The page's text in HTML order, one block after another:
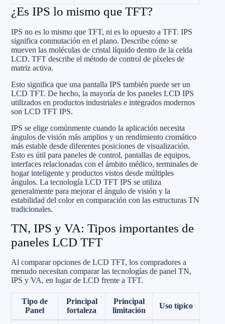
¿Es IPS lo mismo que TFT?
IPS no es lo mismo que TFT, ni es lo opuesto a TFT. IPS
significa conmutación en el plano. Describe cómo se
mueven las moléculas de cristal líquido dentro de la celda
LCD. TFT describe el método de control de píxeles de
matriz activa.
Esto significa que una pantalla IPS también puede ser un
LCD TFT. De hecho, la mayoría de los paneles LCD IPS
utilizados en productos industriales e integrados modernos
son LCD TFT IPS.
IPS se elige comúnmente cuando la aplicación necesita
ángulos de visión más amplios y un rendimiento cromático
más estable desde diferentes posiciones de visualización.
Esto es útil para paneles de control, pantallas de equipos,
interfaces relacionadas con el ámbito médico, terminales de
hogar inteligente y productos vistos desde múltiples
ángulos. La tecnología LCD TFT IPS se utiliza
generalmente para mejorar el ángulo de visión y la
estabilidad del color en comparación con las estructuras TN
tradicionales.
TN, IPS y VA: Tipos importantes de
paneles LCD TFT
Al comparar opciones de LCD TFT, los compradores a
menudo necesitan comparar las tecnologías de panel TN,
IPS y VA, en lugar de LCD frente a TFT.
Tipo de
Panel
Principal
fortaleza
Principal
limitación
Uso típico